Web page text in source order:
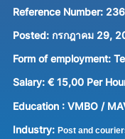
Reference Number:
Posted: กรกฎาคม 29,
Form of employment:
Salary: € 15,00 Per
Education : VMBO /
Industry: Post and